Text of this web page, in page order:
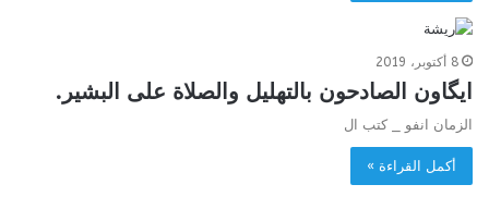
8 أكتوبر، 2019
ايگاون الصادحون بالتهليل والصلاة على البشير.
الزمان انفو _ كتب ال
أكمل القراءة »